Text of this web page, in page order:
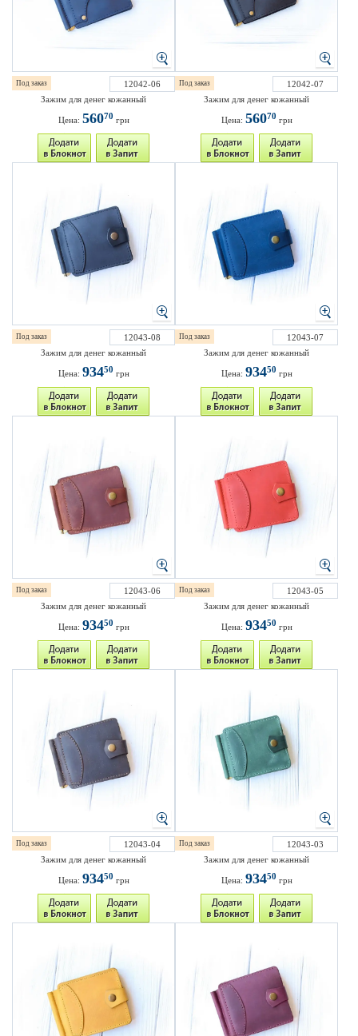
Под заказ
12042-06
Зажим для денег кожанный
Цена: 56070 грн
Под заказ
12042-07
Зажим для денег кожанный
Цена: 56070 грн
Под заказ
12043-08
Зажим для денег кожанный
Цена: 93450 грн
Под заказ
12043-07
Зажим для денег кожанный
Цена: 93450 грн
Под заказ
12043-06
Зажим для денег кожанный
Цена: 93450 грн
Под заказ
12043-05
Зажим для денег кожанный
Цена: 93450 грн
Под заказ
12043-04
Зажим для денег кожанный
Цена: 93450 грн
Под заказ
12043-03
Зажим для денег кожанный
Цена: 93450 грн